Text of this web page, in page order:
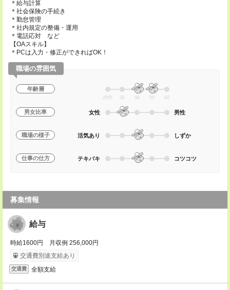
＊給与計算
＊社会保険の手続き
＊勤怠管理
＊社内規定の整備・運用
＊電話応対 など
【OAスキル】
＊PCは入力・修正ができればOK！
職場の雰囲気
年齢層
20代 30 40 50 60
男女比率 女性 男性
職場の様子 活気あり しずか
仕事の仕方 テキパキ コツコツ
募集情報
給与
時給1600円 月収例 256,000円
交通費別途支給あり
交通費 全額支給